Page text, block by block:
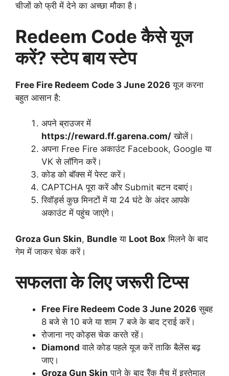
चीजों को फ्री में देने का अच्छा मौका है।
Redeem Code कैसे यूज
करें? स्टेप बाय स्टेप
Free Fire Redeem Code 3 June 2026 यूज करना
बहुत आसान है:
अपने ब्राउजर में
https://reward.ff.garena.com/ खोलें।
अपना Free Fire अकाउंट Facebook, Google या
VK से लॉगिन करें।
कोड को बॉक्स में पेस्ट करें।
CAPTCHA पूरा करें और Submit बटन दबाएं।
रिवॉर्ड्स कुछ मिनटों में या 24 घंटे के अंदर आपके
अकाउंट में पहुंच जाएंगे।
Groza Gun Skin, Bundle या Loot Box मिलने के बाद
गेम में जाकर चेक करें।
सफलता के लिए जरूरी टिप्स
Free Fire Redeem Code 3 June 2026 सुबह
8 बजे से 10 बजे या शाम 7 बजे के बाद ट्राई करें।
रोजाना नए कोड्स चेक करते रहें।
Diamond वाले कोड पहले यूज करें ताकि बैलेंस बढ़
जाए।
Groza Gun Skin पाने के बाद रैंक मैच में इस्तेमाल